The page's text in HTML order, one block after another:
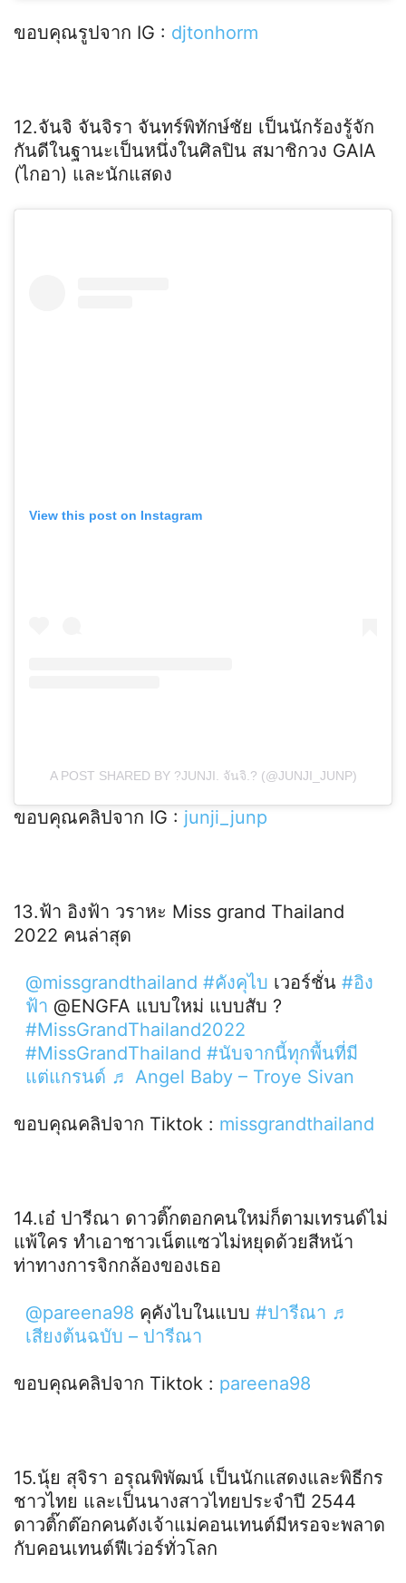
ขอบคุณรูปจาก IG : djtonhorm
12.จันจิ จันจิรา จันทร์พิทักษ์ชัย เป็นนักร้องรู้จัก
กันดีในฐานะเป็นหนึ่งในศิลปิน สมาชิกวง GAIA
(ไกอา) และนักแสดง
View this post on Instagram
A POST SHARED BY ?JUNJI. จันจิ.? (@JUNJI_JUNP)
ขอบคุณคลิปจาก IG : junji_junp
13.ฟ้า อิงฟ้า วราหะ Miss grand Thailand
2022 คนล่าสุด
@missgrandthailand #คังคุไบ เวอร์ชั่น #อิง
ฟ้า @ENGFA แบบใหม่ แบบสับ ?
#MissGrandThailand2022
#MissGrandThailand #นับจากนี้ทุกพื้นที่มี
แต่แกรนด์ ♬ Angel Baby – Troye Sivan
ขอบคุณคลิปจาก Tiktok : missgrandthailand
14.เอ๋ ปารีณา ดาวติ๊กตอกคนใหม่ก็ตามเทรนด์ไม่
แพ้ใคร ทำเอาชาวเน็ตแซวไม่หยุดด้วยสีหน้า
ท่าทางการจิกกล้องของเธอ
@pareena98 คุคังไบในแบบ #ปารีณา ♬
เสียงต้นฉบับ – ปารีณา
ขอบคุณคลิปจาก Tiktok : pareena98
15.นุ้ย สุจิรา อรุณพิพัฒน์ เป็นนักแสดงและพิธีกร
ชาวไทย และเป็นนางสาวไทยประจำปี 2544
ดาวติ๊กต๊อกคนดังเจ้าแม่คอนเทนต์มีหรอจะพลาด
กับคอนเทนต์ฟีเว่อร์ทั่วโลก